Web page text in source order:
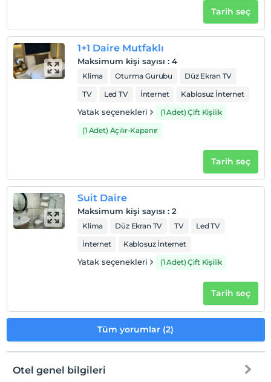
Tarih seç
1+1 Daire Mutfaklı
Maksimum kişi sayısı : 4
Klima Oturma Gurubu
Düz Ekran TV
TV
Led TV İnternet Kablosuz İnternet
Yatak seçenekleri
(1 Adet) Çift Kişilik
(1 Adet) Açılır-Kapanır
Tarih seç
Suit Daire
Maksimum kişi sayısı : 2
Klima Düz Ekran TV TV
Led TV
İnternet
Kablosuz İnternet
Yatak seçenekleri (1 Adet) Çift Kişilik
Tarih seç
Tüm yorumlar (2)
Otel genel bilgileri